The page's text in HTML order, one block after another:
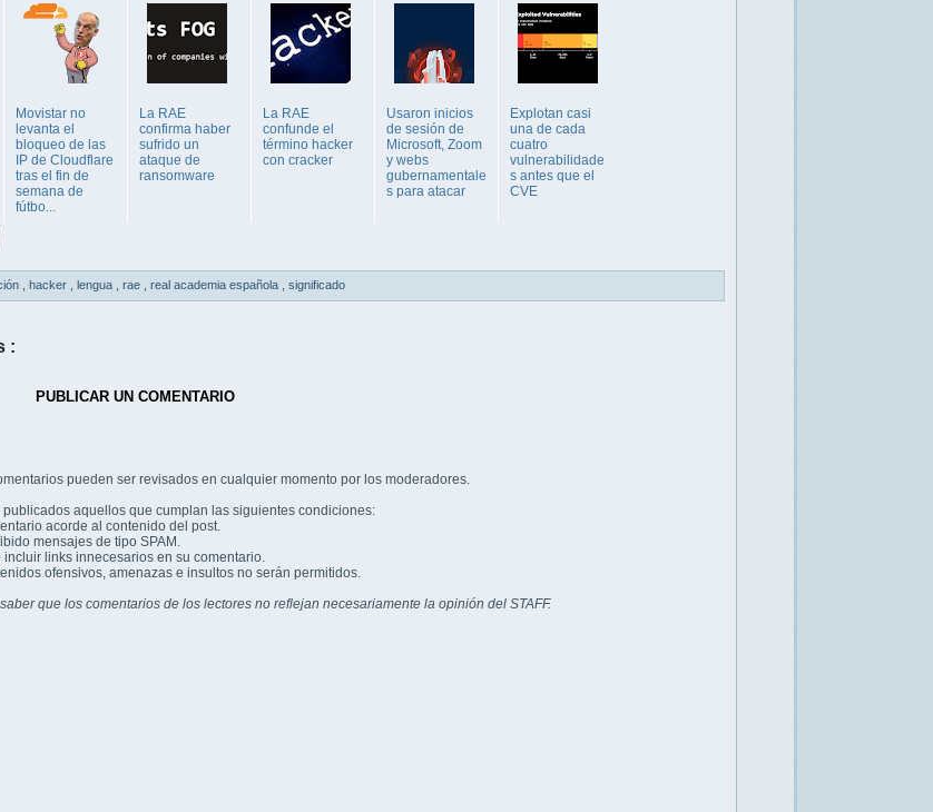
Movistar no
levanta el
bloqueo de las
IP de Cloudflare
tras el fin de
semana de
fútbo...
La RAE
confirma haber
sufrido un
ataque de
ransomware
La RAE
confunde el
término hacker
con cracker
Usaron inicios
de sesión de
Microsoft, Zoom
y webs
gubernamentale
s para atacar
Explotan casi
una de cada
cuatro
vulnerabilidade
s antes que el
CVE
hacker lengua rae real academia española significado
:
PUBLICAR UN COMENTARIO
pueden ser revisados en cualquier momento por los moderadores.
publicados aquellos que cumplan las siguientes condiciones:
acorde al contenido del post.
mensajes de tipo SPAM.
incluir links innecesarios en su comentario.
ofensivos, amenazas e insultos no serán permitidos.
que los comentarios de los lectores no reflejan necesariamente la opinión del STAFF.